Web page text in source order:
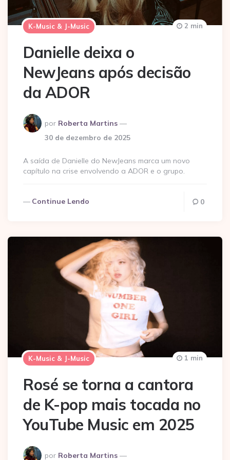
K-Music & J-Music
Danielle deixa o
NewJeans após decisão
da ADOR
Postado
por
por Roberta Martins
30 de dezembro de 2025
2 min
A saída de Danielle do NewJeans marca um novo
capítulo na crise envolvendo a ADOR e o grupo.
Continue Lendo 0
K-Music & J-Music
Rosé se torna a cantora
de K-pop mais tocada no
YouTube Music em 2025
Postado
por Roberta Martins
1 min